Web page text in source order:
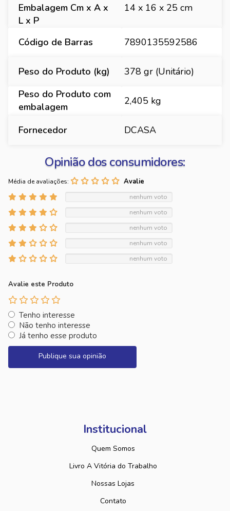
Embalagem Cm x A x
L x P
14 x 16 x 25 cm
Código de Barras 7890135592586
Peso do Produto (kg)
378 gr (Unitário)
Peso do Produto com
embalagem
2,405 kg
Fornecedor DCASA
Opinião dos consumidores:
Média de avaliações:
nenhum voto
nenhum voto
nenhum voto
nenhum voto
nenhum voto
Avalie este Produto
Tenho interesse
Não tenho interesse
Já tenho esse produto
Publique sua opinião
Institucional
Quem Somos
Livro A Vitória do Trabalho
Nossas Lojas
Contato